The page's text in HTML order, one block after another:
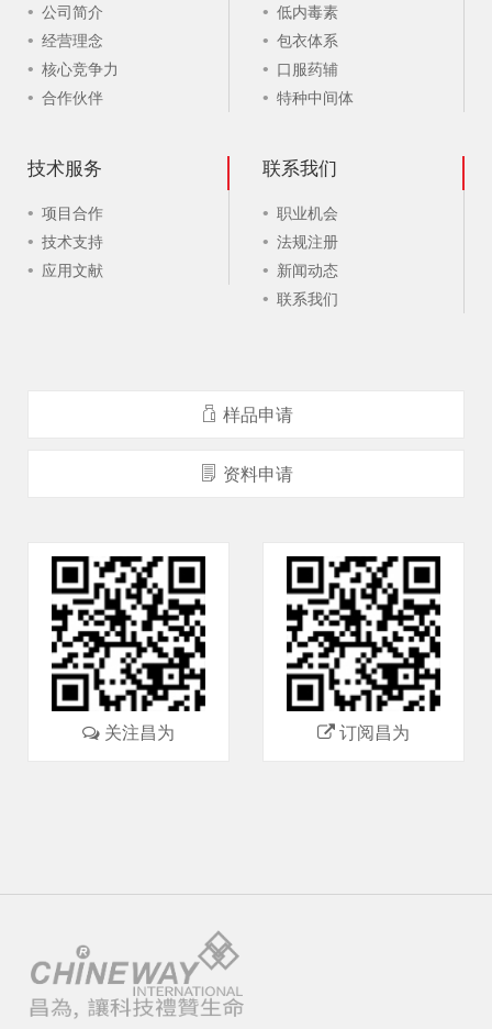
公司简介
经营理念
核心竞争力
合作伙伴
低内毒素
包衣体系
口服药辅
特种中间体
技术服务
项目合作
技术支持
应用文献
联系我们
职业机会
法规注册
新闻动态
联系我们
样品申请
资料申请
关注昌为 订阅昌为